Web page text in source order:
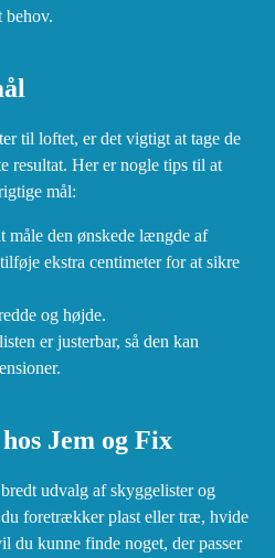
behov.
til loftet, er det vigtigt at tage de
resultat. Her er nogle tips til at
mål:
måle den ønskede længde af
ekstra centimeter for at sikre
og højde.
er justerbar, så den kan
Jem og Fix
udvalg af skyggelister og
foretrækker plast eller træ, hvide
du kunne finde noget, der passer